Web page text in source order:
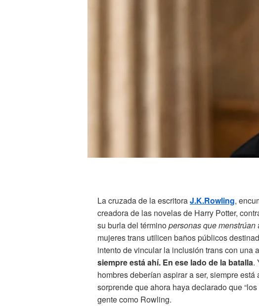
La cruzada de la escritoraJ.K.Rowling,
creadora de las novelas de Harry Potter,
su burla del términopersonas que menstrúan
mujeres trans utilicen baños públicos
intento de vincular la inclusión trans con una
siempre está ahí. En ese lado de la batalla.
hombres deberían aspirar a ser, siempre
sorprende que ahora haya declarado que
gente como Rowling.